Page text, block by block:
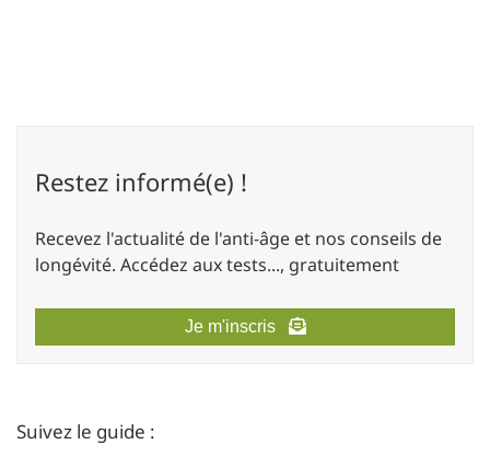
Restez informé(e) !
Recevez l'actualité de l'anti-âge et nos conseils de
longévité. Accédez aux tests..., gratuitement
Je m'inscris
Suivez le guide :